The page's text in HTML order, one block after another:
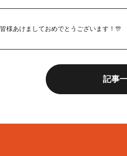
皆様あけましておめでとうございます！🎊
記事